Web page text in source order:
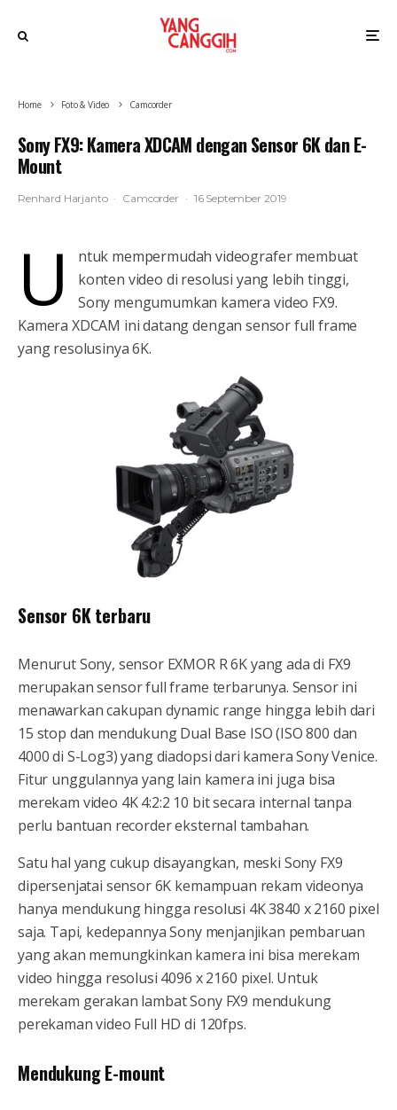
Home Foto & Video Camcorder
Sony FX9: Kamera XDCAM dengan Sensor 6K dan E-
Mount
Renhard Harjanto · Camcorder · 16 September 2019
U
ntuk mempermudah videografer membuat
konten video di resolusi yang lebih tinggi,
Sony mengumumkan kamera video FX9.
Kamera XDCAM ini datang dengan sensor full frame
yang resolusinya 6K.
Sensor 6K terbaru
Menurut Sony, sensor EXMOR R 6K yang ada di FX9
merupakan sensor full frame terbarunya. Sensor ini
menawarkan cakupan dynamic range hingga lebih dari
15 stop dan mendukung Dual Base ISO (ISO 800 dan
4000 di S-Log3) yang diadopsi dari kamera Sony Venice.
Fitur unggulannya yang lain kamera ini juga bisa
merekam video 4K 4:2:2 10 bit secara internal tanpa
perlu bantuan recorder eksternal tambahan.
Satu hal yang cukup disayangkan, meski Sony FX9
dipersenjatai sensor 6K kemampuan rekam videonya
hanya mendukung hingga resolusi 4K 3840 x 2160 pixel
saja. Tapi, kedepannya Sony menjanjikan pembaruan
yang akan memungkinkan kamera ini bisa merekam
video hingga resolusi 4096 x 2160 pixel. Untuk
merekam gerakan lambat Sony FX9 mendukung
perekaman video Full HD di 120fps.
Mendukung E-mount